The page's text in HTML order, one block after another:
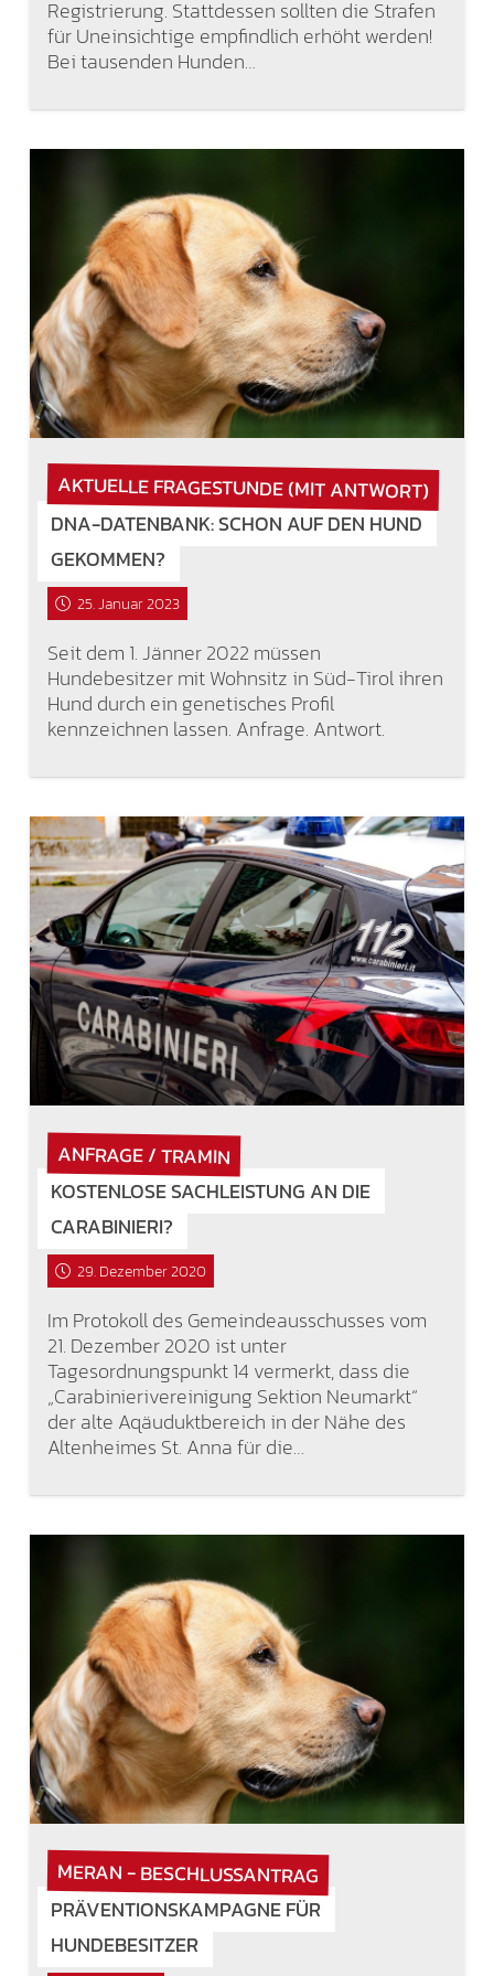
Registrierung. Stattdessen sollten die Strafen
für Uneinsichtige empfindlich erhöht werden!
Bei tausenden Hunden…
AKTUELLE FRAGESTUNDE (MIT ANTWORT)
DNA-DATENBANK: SCHON AUF DEN HUND
GEKOMMEN?
25. Januar 2023
Seit dem 1. Jänner 2022 müssen
Hundebesitzer mit Wohnsitz in Süd-Tirol ihren
Hund durch ein genetisches Profil
kennzeichnen lassen. Anfrage. Antwort.
ANFRAGE / TRAMIN
KOSTENLOSE SACHLEISTUNG AN DIE
CARABINIERI?
29. Dezember 2020
Im Protokoll des Gemeindeausschusses vom
21. Dezember 2020 ist unter
Tagesordnungspunkt 14 vermerkt, dass die
„Carabinierivereinigung Sektion Neumarkt“
der alte Aqäuduktbereich in der Nähe des
Altenheimes St. Anna für die…
MERAN - BESCHLUSSANTRAG
PRÄVENTIONSKAMPAGNE FÜR
HUNDEBESITZER